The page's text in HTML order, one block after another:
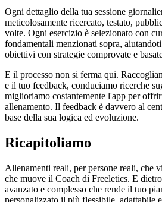
Ogni dettaglio della tua sessione
meticolosamente ricercato, testato,
volte. Ogni esercizio è selezionato con
fondamentali menzionati sopra,
obiettivi con strategie comprovate e
E il processo non si ferma qui.
e il tuo feedback, conduciamo ricerche
miglioriamo costantemente l'app per
allenamento. Il feedback è davvero al
base della sua logica ed evoluzione.
Ricapitoliamo
Allenamenti reali, per persone reali, che
che muove il Coach di Freeletics. E
avanzato e complesso che rende il tuo